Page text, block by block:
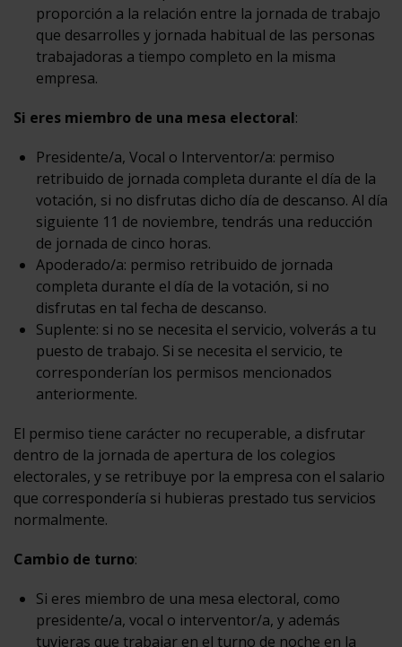
proporción a la relación entre la jornada de trabajo
que desarrolles y jornada habitual de las personas
trabajadoras a tiempo completo en la misma
empresa.
Si eres miembro de una mesa electoral:
Presidente/a, Vocal o Interventor/a: permiso
retribuido de jornada completa durante el día de la
votación, si no disfrutas dicho día de descanso. Al día
siguiente 11 de noviembre, tendrás una reducción
de jornada de cinco horas.
Apoderado/a: permiso retribuido de jornada
completa durante el día de la votación, si no
disfrutas en tal fecha de descanso.
Suplente: si no se necesita el servicio, volverás a tu
puesto de trabajo. Si se necesita el servicio, te
corresponderían los permisos mencionados
anteriormente.
El permiso tiene carácter no recuperable, a disfrutar
dentro de la jornada de apertura de los colegios
electorales, y se retribuye por la empresa con el salario
que correspondería si hubieras prestado tus servicios
normalmente.
Cambio de turno:
Si eres miembro de una mesa electoral, como
presidente/a, vocal o interventor/a, y además
tuvieras que trabajar en el turno de noche en la